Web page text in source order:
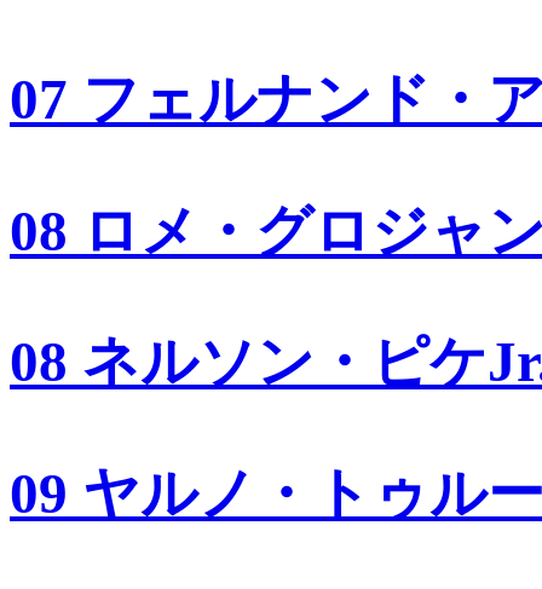
07 フェルナンド・
08 ロメ・グロジャ
08 ネルソン・ピケ
09 ヤルノ・トゥル